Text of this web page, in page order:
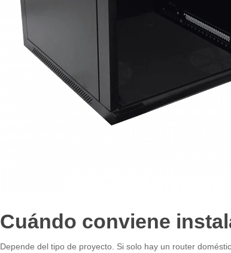
Cuándo conviene
Depende del tipo de proyecto. Si solo hay un router